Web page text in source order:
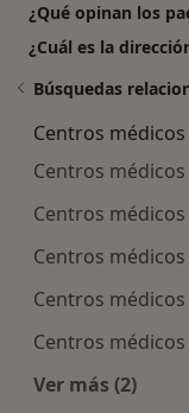
¿Qué opinan los
¿Cuál es la
Búsquedas
Centros
Centros
Centros
Centros
Centros
Centros
Ver más (2)